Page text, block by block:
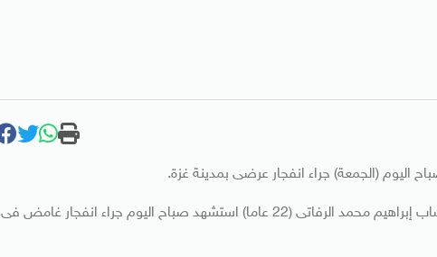
(الجمعة) جراء انفجار عرضى بمدينة غزة.
وذكر الناطق باسم وزارة الصحة بغزة أشرف القدرة، أن الشاب إبراهيم محمد الرفاتى (22 عاما) استشهد صباح اليوم جراء انفجار غامض فى